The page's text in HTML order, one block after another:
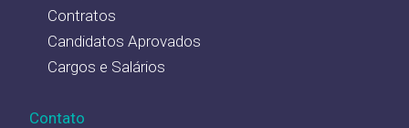
Contratos
Candidatos Aprovados
Cargos e Salários
Contato